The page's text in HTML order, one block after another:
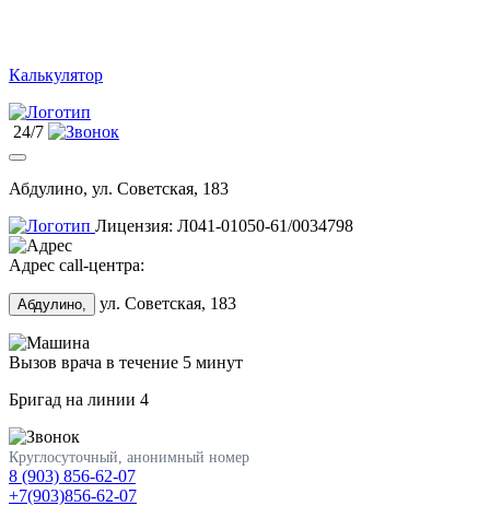
Калькулятор
24/7
Абдулино, ул. Советская, 183
Лицензия: Л041-01050-61/0034798
Адрес call-центра:
Абдулино, ул. Советская, 183
Вызов врача в течение 5 минут
Бригад на линии 4
Круглосуточный, анонимный номер
8 (903) 856-62-07
+7(903)856-62-07